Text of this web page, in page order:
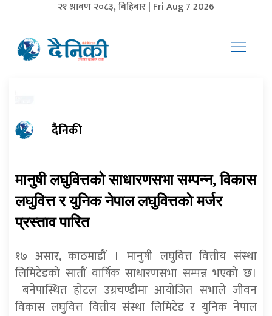
२१ श्रावण २०८३, बिहिबार | Fri Aug 7 2026
दैनिकी
मानुषी लघुवित्तको साधारणसभा सम्पन्न, विकास
लघुवित्त र युनिक नेपाल लघुवित्तकाे मर्जर
प्रस्ताव पारित
१७ असार, काठमाडौं । मानुषी लघुवित्त वित्तीय संस्था
लिमिटेडको सातौं वार्षिक साधारणसभा सम्पन्न भएको छ।
बनेपास्थित होटल उग्रचण्डीमा आयोजित सभाले जीवन
विकास लघुवित्त वित्तीय संस्था लिमिटेड र युनिक नेपाल